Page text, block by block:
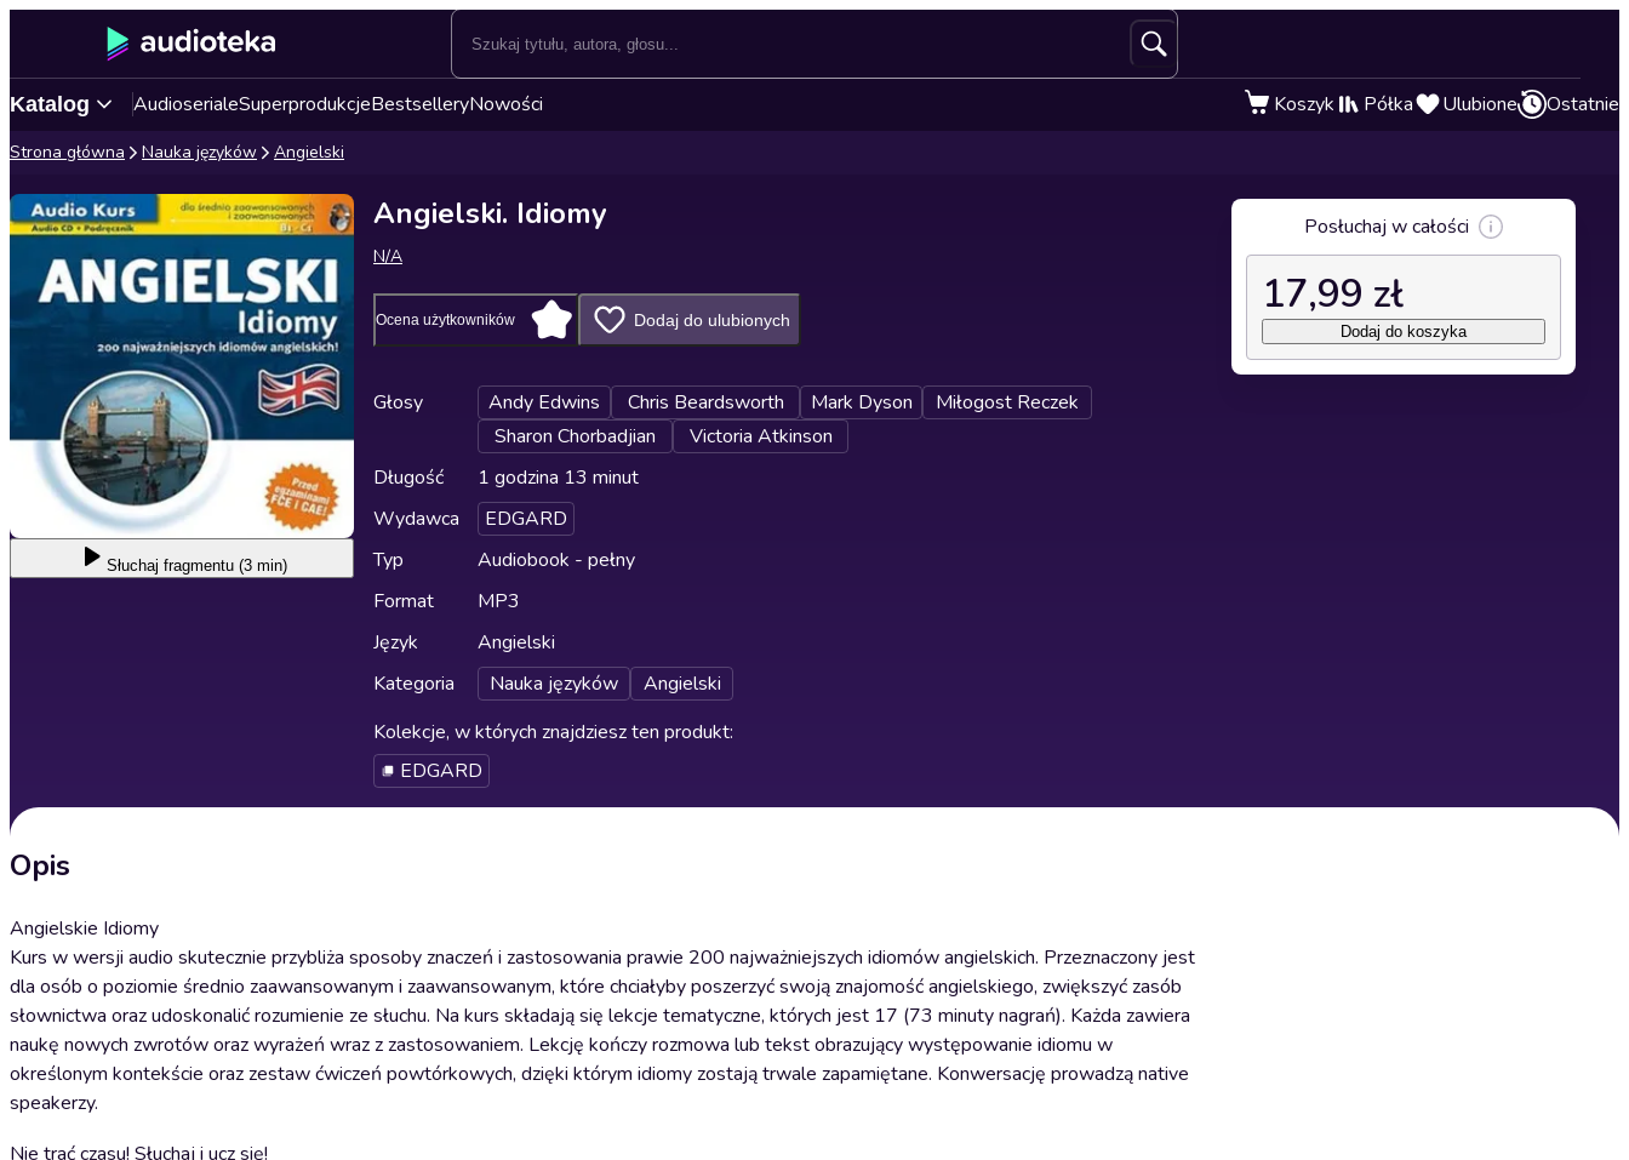
Katalog AudioserialeSuperprodukcjeBestselleryNowości Koszyk Półka Ulubione Ostatnie
Strona główna Nauka języków Angielski
Słuchaj fragmentu (3 min)
Angielski. Idiomy
N/A
Ocena użytkowników Dodaj do ulubionych
Głosy Andy Edwins Chris Beardsworth Mark Dyson
Miłogost Reczek
Sharon Chorbadjian
Victoria Atkinson
Długość
1 godzina 13 minut
Wydawca
EDGARD
Typ
Audiobook - pełny
Format
MP3
Język
Angielski
Kategoria
Nauka języków
Angielski
Kolekcje, w których znajdziesz ten produkt:
EDGARD
Opis
Angielskie Idiomy
Kurs w wersji audio skutecznie przybliża sposoby znaczeń i zastosowania prawie 200 najważniejszych idiomów angielskich. Przeznaczony jest
dla osób o poziomie średnio zaawansowanym i zaawansowanym, które chciałyby poszerzyć swoją znajomość angielskiego, zwiększyć zasób
słownictwa oraz udoskonalić rozumienie ze słuchu. Na kurs składają się lekcje tematyczne, których jest 17 (73 minuty nagrań). Każda zawiera
naukę nowych zwrotów oraz wyrażeń wraz z zastosowaniem. Lekcję kończy rozmowa lub tekst obrazujący występowanie idiomu w
określonym kontekście oraz zestaw ćwiczeń powtórkowych, dzięki którym idiomy zostają trwale zapamiętane. Konwersację prowadzą native
speakerzy.
Nie trać czasu! Słuchaj i ucz się!
Posłuchaj w całości
17,99 zł
Dodaj do koszyka